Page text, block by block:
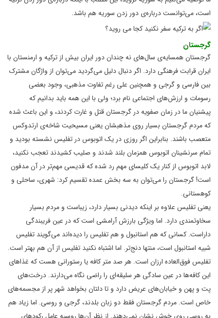
است، می‌توانست درباره‌ی دور زدن سوریه هم باشد.
گرجستان
گرجستان همسایه‌ی سال‌های نه چندان دور ایران بیش از ترکیه و ارمنستان با
ایران قرابت فرهنگی دارد. اگر دنبال دلیل می‌گردید می‌توان از واژگان مشترک
بین فارسی و گرجی و همچنین علی رغم تفاوت مذهبی، وجود بعضی
رسومات و ارزش‌های اجتماعی نام برد؛ ولی با این همه باید بدانیم که
پیشنیان ما در زمان صفویه در گرجستان قتل و غارت کردند، و این باعث شده
که مردم گرجستان بسیار روی مذهبشان یعنی مسیحیت شاخه‌ی ارتدوکس
متعصب باشند. بنابراین اگر روزی در یک اتوبوس در تفلیس نشسته بودید و
تمام سرنشینان اتوبوس همزمان بلند شدند و صلیب کشیدند تعجب نکنید،
لابد اتوبوس از کنار یک کلیسای مهم رد شده که قدیسی مهم‌تر در آن مدفون
است! گرجستان را می‎‌توان به سه بخش عمده تقسیم کرد: شهری، ساحلی و
کوهستانی.
یعنی تفلیس علاوه بر اینکه دیدنی بسیار دارد، زیباست و مردم بسیار
سخاوتمندی دارد. اما ویژگی بارزش آرامشی است که در عین فریبندگی
داراست. کسانی که هم استانبول و هم تفلیس را دیده‌اند می‌گویند تفلیس
شبیه استانبول است، منتها دنج‌تر. اما اشتباه نکنید تفلیس از آن هم بهتر است.
تفلیس فوق‌العاده ارزان است. هر صد متر کافه یا رستورانی هست که غذاهای
این کافه‌ها در عین سادگی هر سلیقه‌ای را راضی نگاه می‌دارند. درخت‌های
پت و پهن و خیابان‌های عریض دارد و تا دلتان بخواهد شهر پر از مجسمه‌های
خاص است. مردم گرجستان فقط دو زبان بلدند، گرجی و روسی. اما زیاد هم